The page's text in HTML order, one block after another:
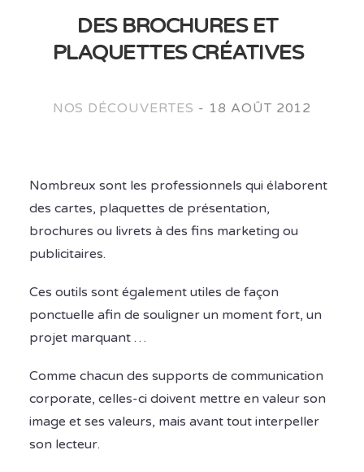
DES BROCHURES ET
PLAQUETTES CRÉATIVES
NOS DÉCOUVERTES - 18 AOÛT 2012
Nombreux sont les professionnels qui élaborent
des cartes, plaquettes de présentation,
brochures ou livrets à des fins marketing ou
publicitaires.
Ces outils sont également utiles de façon
ponctuelle afin de souligner un moment fort, un
projet marquant …
Comme chacun des supports de communication
corporate, celles-ci doivent mettre en valeur son
image et ses valeurs, mais avant tout interpeller
son lecteur.